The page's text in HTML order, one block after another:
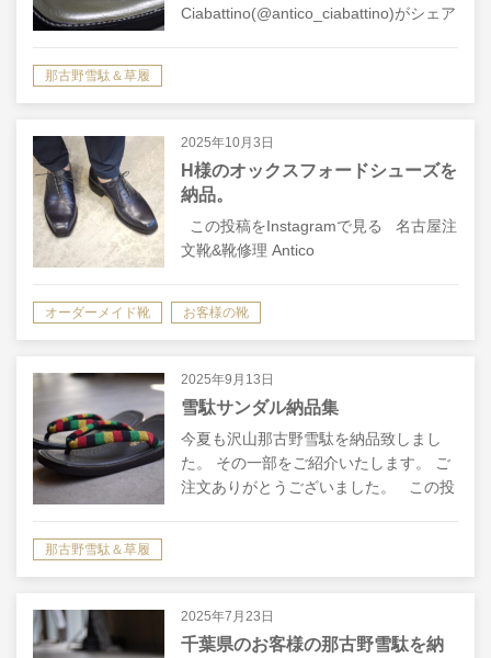
Ciabattino(@antico_ciabattino)がシェア
那古野雪駄＆草履
2025年10月3日
H様のオックスフォードシューズを
納品。
この投稿をInstagramで見る 名古屋注
文靴&靴修理 Antico
した投稿
オーダーメイド靴 お客様の靴
2025年9月13日
雪駄サンダル納品集
今夏も沢山那古野雪駄を納品致しまし
た。 その一部をご紹介いたします。 ご
注文ありがとうございました。 この投
那古野雪駄＆草履
2025年7月23日
千葉県のお客様の那古野雪駄を納